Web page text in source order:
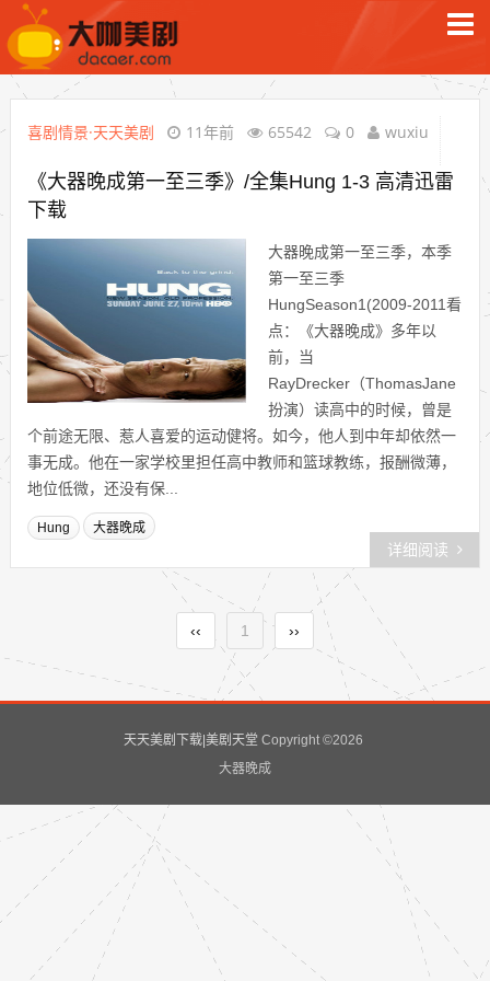
喜剧情景·天天美剧 11年前 65542 0 wuxiu
《大器晚成第一至三季》/全集Hung 1-3 高清迅雷
下载
大器晚成第一至三季，本季
第一至三季
HungSeason1(2009-2011看
点：《大器晚成》多年以
前，当
RayDrecker（ThomasJane
扮演）读高中的时候，曾是
个前途无限、惹人喜爱的运动健将。如今，他人到中年却依然一
事无成。他在一家学校里担任高中教师和篮球教练，报酬微薄，
地位低微，还没有保...
Hung 大器晚成
详细阅读
‹‹ 1 ››
天天美剧下载|美剧天堂 Copyright ©2026
大器晚成